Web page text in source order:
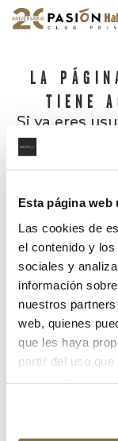
Esta página web
Las cookies de
el contenido y
sociales y
información
nuestros
web, quienes
que les haya
partir del uso
LA
TIENE
Si ya eres
¿Has olvidado tu